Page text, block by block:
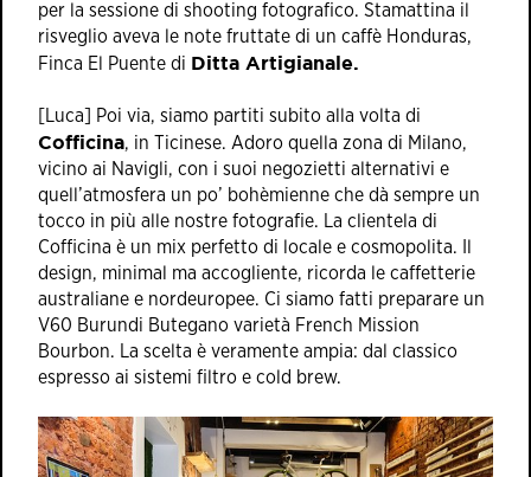
per la sessione di shooting fotografico. Stamattina il
risveglio aveva le note fruttate di un caffè Honduras,
Finca El Puente di Ditta Artigianale.
[Luca] Poi via, siamo partiti subito alla volta di
Cofficina, in Ticinese. Adoro quella zona di Milano,
vicino ai Navigli, con i suoi negozietti alternativi e
quell’atmosfera un po’ bohèmienne che dà sempre un
tocco in più alle nostre fotografie. La clientela di
Cofficina è un mix perfetto di locale e cosmopolita. Il
design, minimal ma accogliente, ricorda le caffetterie
australiane e nordeuropee. Ci siamo fatti preparare un
V60 Burundi Butegano varietà French Mission
Bourbon. La scelta è veramente ampia: dal classico
espresso ai sistemi filtro e cold brew.